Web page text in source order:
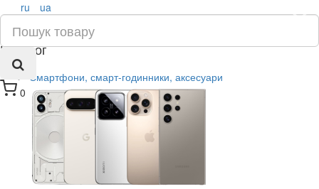
0
×
ru ua
Каталог
Смартфони, смарт-годинники, аксесуари